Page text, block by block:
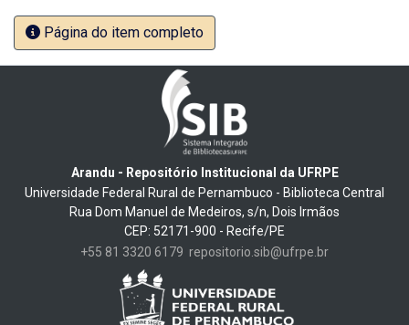
Página do item completo
Arandu - Repositório Institucional da UFRPE
Universidade Federal Rural de Pernambuco - Biblioteca Central
Rua Dom Manuel de Medeiros, s/n, Dois Irmãos
CEP: 52171-900 - Recife/PE
+55 81 3320 6179 repositorio.sib@ufrpe.br